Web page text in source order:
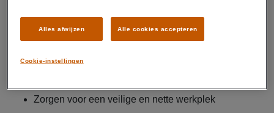
containerbakken, zandknijpers en sloophulpstukken
Zorgen voor een veilige en nette werkplek
Cookie-instellingen
Alles afwijzen Alle cookies accepteren